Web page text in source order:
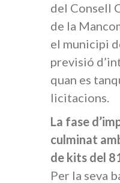
del Consell
de la
el municipi
previsió
quan es
licitacions.
La fase
culminat
de kits del
Per la seva